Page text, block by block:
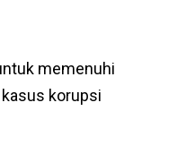
memenuhi
korupsi